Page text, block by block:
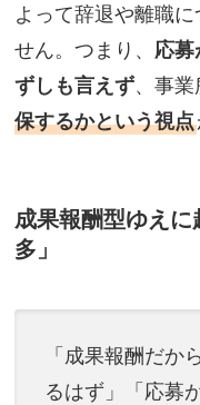
よって辞退や離職
せん。つまり、 応募
ずしも言えず、事
保するかという視点
成果報酬型ゆえ
多」
「成果報酬だか
るはず」「応募